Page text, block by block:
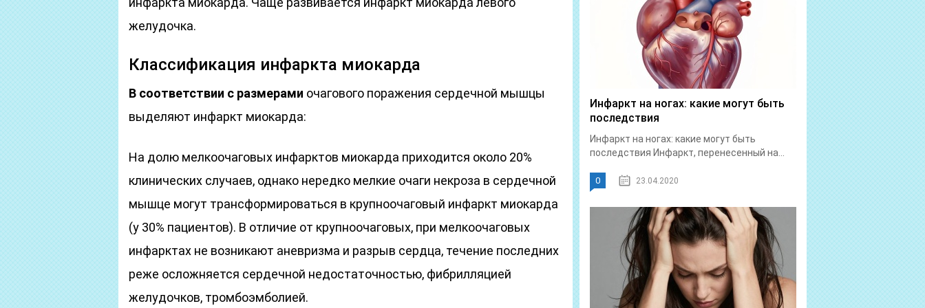
желудочка.
Классификация инфаркта миокарда
В соответствии с размерами очагового поражения сердечной мышцы
выделяют инфаркт миокарда:
На долю мелкоочаговых инфарктов миокарда приходится около 20%
клинических случаев, однако нередко мелкие очаги некроза в сердечной
мышце могут трансформироваться в крупноочаговый инфаркт миокарда
(у 30% пациентов). В отличие от крупноочаговых, при мелкоочаговых
инфарктах не возникают аневризма и разрыв сердца, течение последних
реже осложняется сердечной недостаточностью, фибрилляцией
желудочков, тромбоэмболией.
Инфаркт на ногах: какие могут быть
последствия
Инфаркт на ногах: какие могут быть
последствия Инфаркт, перенесенный на...
0 23.04.2020